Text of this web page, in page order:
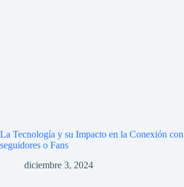
La Tecnología y su Impacto en la Conexión
seguidores o Fans
diciembre 3, 2024